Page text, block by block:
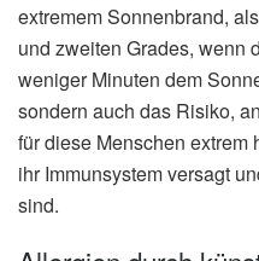
extremem Sonnenbrand,
und zweiten Grades, wenn
weniger Minuten dem
sondern auch das Risiko,
für diese Menschen extrem
ihr Immunsystem versagt
sind.